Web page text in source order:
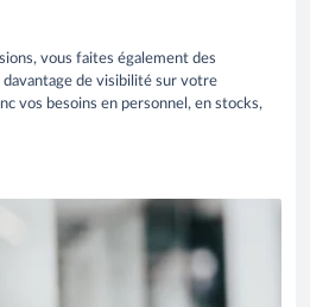
vous faites également des
davantage de visibilité sur votre
vos besoins en personnel, en stocks,